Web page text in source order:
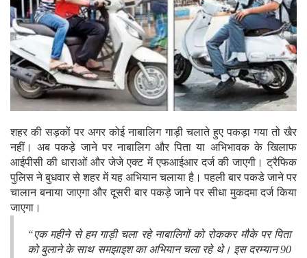
शहर की सड़कों पर अगर कोई नाबालिग गाड़ी चलाते हुए पकड़ा गया तो खैर
नहीं। अब पकड़े जाने पर नाबालिग और पिता या अभिभावक के खिलाफ
आईपीसी की धाराओं और जेजे एक्ट में एफआईआर दर्ज की जाएगी। ट्रैफिक
पुलिस ने बुधवार से शहर में यह अभियान चलाया है। पहली बार पकडे जाने पर
चालान बनाया जाएगा और दूसरी बार पकड़े जाने पर सीधा मुकदमा दर्ज किया
जाएगा।
“एक महीने से हम गाड़ी चला रहे नाबालिगों को रोककर मौके पर पिता
को बुलाने के साथ समझाइश का अभियान चला रहे थे। इस दरम्यान 90